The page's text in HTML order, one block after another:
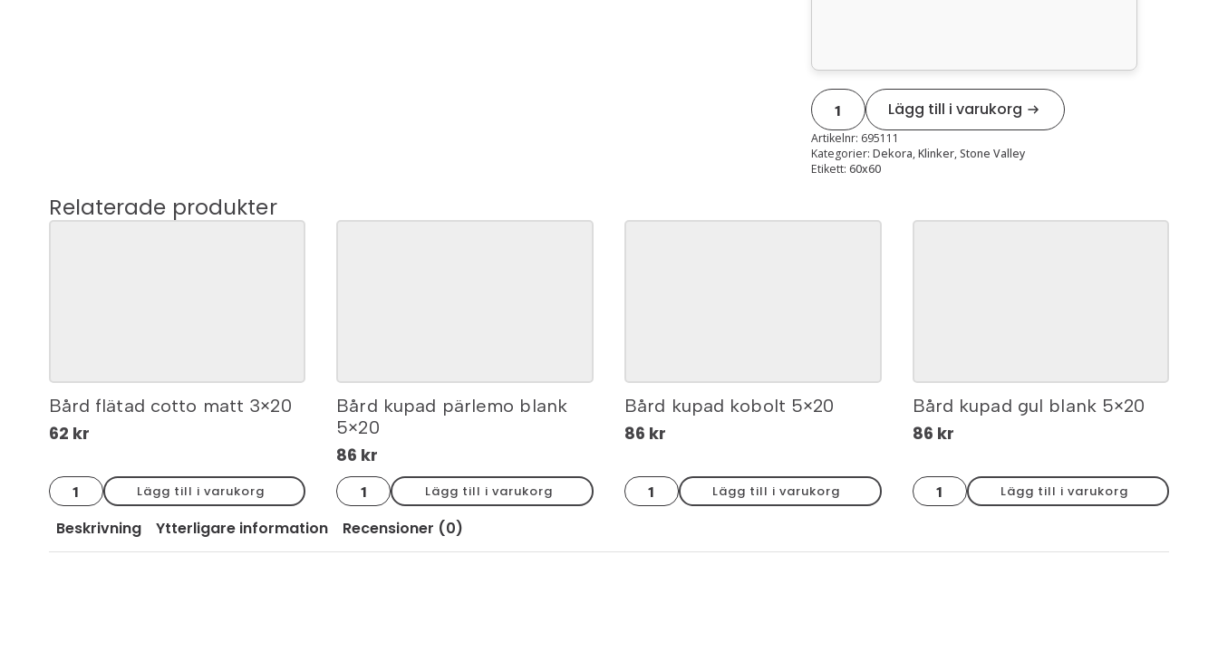
Stone
valley
terra
rect
59,5x59,5
mängd
Lägg till i varukorg
Artikelnr: 695111
Kategorier: Dekora,Klinker,Stone Valley
Etikett: 60x60
Relaterade produkter
Bård flätad cotto matt 3×20
62 kr
Bård
flätad
cotto
matt
mängd
Lägg till i varukorg
Bård kupad pärlemo blank
5×20
86 kr
Bård
kupad
pärlemo
blank
mängd
Lägg till i varukorg
Bård kupad kobolt 5×20
86 kr
Bård
kupad
kobolt
Lägg till i varukorg
Bård kupad gul blank 5×20
86 kr
Bård
kupad
gul
mängd
Lägg till i varukorg
Beskrivning Ytterligare information Recensioner (0)